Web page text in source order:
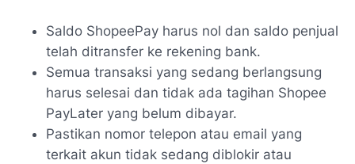
Saldo ShopeePay harus nol dan saldo penjual
telah ditransfer ke rekening bank.
Semua transaksi yang sedang berlangsung
harus selesai dan tidak ada tagihan Shopee
PayLater yang belum dibayar.
Pastikan nomor telepon atau email yang
terkait akun tidak sedang diblokir atau